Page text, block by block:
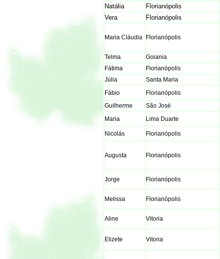
Natália
Florianópolis
Vera
Florianópolis
Maria Cláudia Florianópolis
Telma
Goiania
Fátima
Florianópolis
Júlia
Santa Maria
Fábio
Florianópolis
Guilherme
São José
Maria
Lima Duarte
Nicolás Florianópolis
Augusta Florianópolis
Jorge Florianópolis
Melissa Florianópolis
Aline Vitoria
Elizete Vitoria